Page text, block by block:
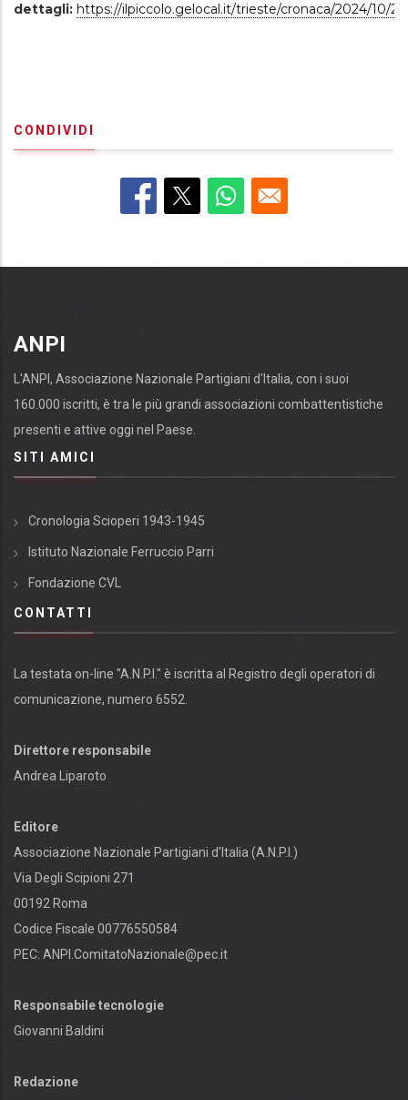
dettagli: https://ilpiccolo.gelocal.it/trieste/cronaca/2024/10/
CONDIVIDI
ANPI
L'ANPI, Associazione Nazionale Partigiani d'Italia, con i suoi
160.000 iscritti, è tra le più grandi associazioni combattentistiche
presenti e attive oggi nel Paese.
SITI AMICI
Cronologia Scioperi 1943-1945
Istituto Nazionale Ferruccio Parri
Fondazione CVL
CONTATTI
La testata on-line "A.N.P.I." è iscritta al Registro degli operatori di
comunicazione, numero 6552.
Direttore responsabile
Andrea Liparoto
Editore
Associazione Nazionale Partigiani d'Italia (A.N.P.I.)
Via Degli Scipioni 271
00192 Roma
Codice Fiscale 00776550584
PEC: ANPI.ComitatoNazionale@pec.it
Responsabile tecnologie
Giovanni Baldini
Redazione